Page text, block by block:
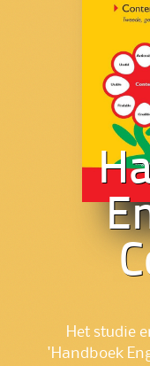
Het studie
'Handboek